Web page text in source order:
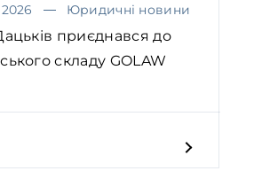
Юридичні новини
приєднався до
складу GOLAW